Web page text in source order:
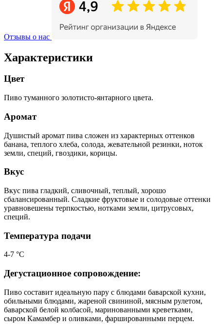
Отзывы о нас
Характеристики
Цвет
Пиво туманного золотисто-янтарного цвета.
Аромат
Душистый аромат пива сложен из характерных оттенков
банана, теплого хлеба, солода, жевательной резинки, ноток
земли, специй, гвоздики, корицы.
Вкус
Вкус пива гладкий, сливочный, теплый, хорошо
сбалансированный. Сладкие фруктовые и солодовые оттенки
уравновешены терпкостью, нотками земли, цитрусовых,
специй.
Температура подачи
4-7 °С
Дегустационное сопровождение:
Пиво составит идеальную пару с блюдами баварской кухни,
обильными блюдами, жареной свининой, мясным рулетом,
баварской белой колбасой, маринованными креветками,
сыром Камамбер и оливками, фаршированными перцем.